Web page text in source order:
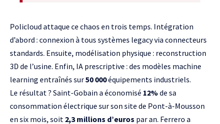
Policloud attaque ce chaos en trois temps. Intégration
d’abord : connexion à tous systèmes legacy via connecteurs
standards. Ensuite, modélisation physique : reconstruction
3D de l’usine. Enfin, IA prescriptive : des modèles machine
learning entraînés sur50 000équipements industriels.
Le résultat ? Saint-Gobain a économisé 12% de sa
consommation électrique sur son site de Pont-à-Mousson
en six mois, soit 2,3 millions d’euros par an. Ferrero a